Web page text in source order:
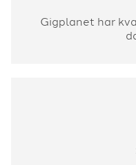
Gigplanet har